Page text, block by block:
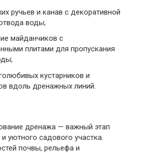
ручьев и канав с декоративной
воды;
майданчиков с
плитами для пропускания
кустарников и
вдоль дренажных линий.
дренажа — важный этап
уютного садового участка.
почвы, рельефа и